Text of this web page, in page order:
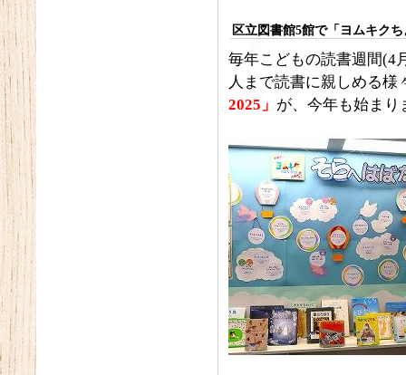
区立図書館5館で「ヨムキク
毎年こどもの読書週間(4
人まで読書に親しめる様
2025」 が、今年も始まり